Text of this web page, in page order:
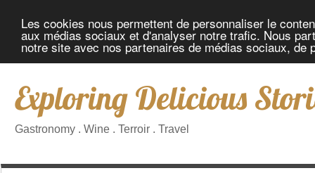
Les cookies nous permettent de personnaliser le
aux médias sociaux et d'analyser notre trafic. Nous
notre site avec nos partenaires de médias sociaux, de
Exploring Delicious
Gastronomy . Wine . Terroir . Travel